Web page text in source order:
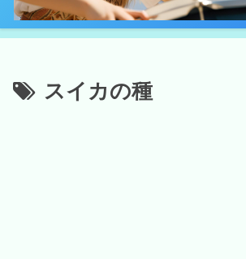
スイカの種